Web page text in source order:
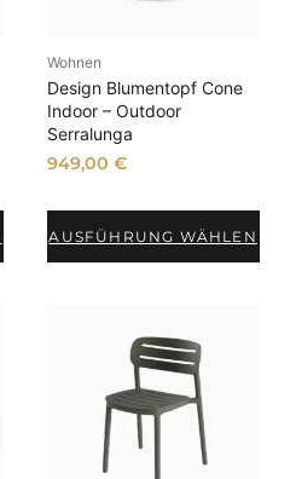
Wohnen
Design Blumentopf Cone
Indoor – Outdoor
Serralunga
949,00 €
AUSFÜHRUNG WÄHLEN